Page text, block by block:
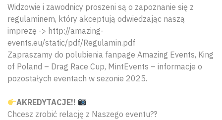
Widzowie i zawodnicy proszeni są o zapoznanie się z
regulaminem, który akceptują odwiedzając naszą
imprezę -> http://amazing-
events.eu/static/pdf/Regulamin.pdf
Zapraszamy do polubienia fanpage Amazing Events, King
of Poland – Drag Race Cup, MintEvents – informacje o
pozostałych eventach w sezonie 2025.
AKREDYTACJE!!
Chcesz zrobić relację z Naszego eventu??